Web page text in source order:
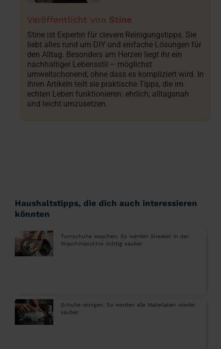
Stine
Stine ist Expertin für clevere Reinigungstipps. Sie
liebt alles rund um DIY und einfache Lösungen für
den Alltag. Besonders am Herzen liegt ihr ein
nachhaltiger Lebensstil – möglichst
umweltschonend, ohne dass es kompliziert wird. In
ihren Artikeln teilt sie praktische Tipps, die im
echten Leben funktionieren: ehrlich, alltagsnah
und leicht umzusetzen.
Haushaltstipps, die dich auch interessieren
könnten
Turnschuhe waschen: So werden Sneaker in der
Waschmaschine richtig sauber
Schuhe reinigen: So werden alle Materialien wieder
sauber